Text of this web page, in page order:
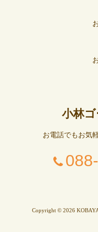
小林
お電話でもお気
Copyright © 2026